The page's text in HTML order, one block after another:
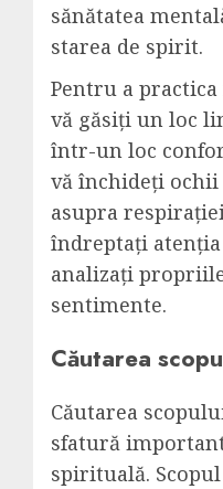
sănătatea
starea de spirit.
Pentru a
vă găsiți un loc
într-un loc
vă închideți ochii
asupra
îndreptați
analizați
sentimente.
Căutarea
Căutarea
sfatură
spirituală.